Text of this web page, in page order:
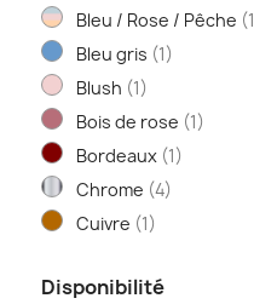
Bleu / Rose / Pêche
Bleu gris (1)
Blush (1)
Bois de rose (1)
Bordeaux (1)
Chrome (4)
Cuivre (1)
Gris / Bleu / Rose
Disponibilité